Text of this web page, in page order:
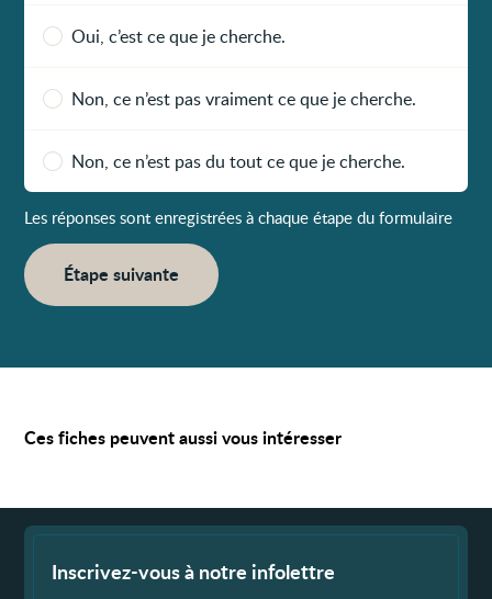
Oui, c’est ce que je cherche.
Non, ce n’est pas vraiment ce que je cherche.
Non, ce n’est pas du tout ce que je cherche.
Les réponses sont enregistrées à chaque étape du formulaire
Étape suivante
Ces fiches peuvent aussi vous intéresser
Inscrivez-vous à notre infolettre